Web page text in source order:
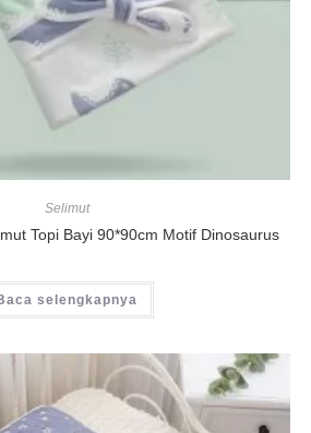
Selimut
Topi Bayi 90*90cm Motif Dinosaurus
selengkapnya